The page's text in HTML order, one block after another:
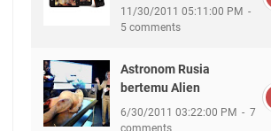
11/30/2011 05:11:00 PM
5 comments
Astronom Rusia
bertemu Alien
6/30/2011 03:22:00 PM
7
comments